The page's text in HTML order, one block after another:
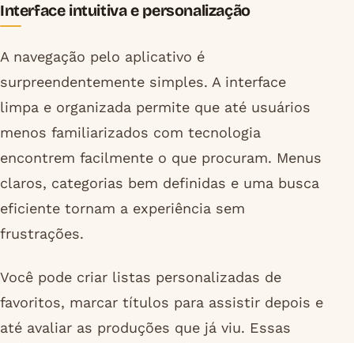
Interface intuitiva e personalização
A navegação pelo aplicativo é
surpreendentemente simples. A interface
limpa e organizada permite que até usuários
menos familiarizados com tecnologia
encontrem facilmente o que procuram. Menus
claros, categorias bem definidas e uma busca
eficiente tornam a experiência sem
frustrações.
Você pode criar listas personalizadas de
favoritos, marcar títulos para assistir depois e
até avaliar as produções que já viu. Essas